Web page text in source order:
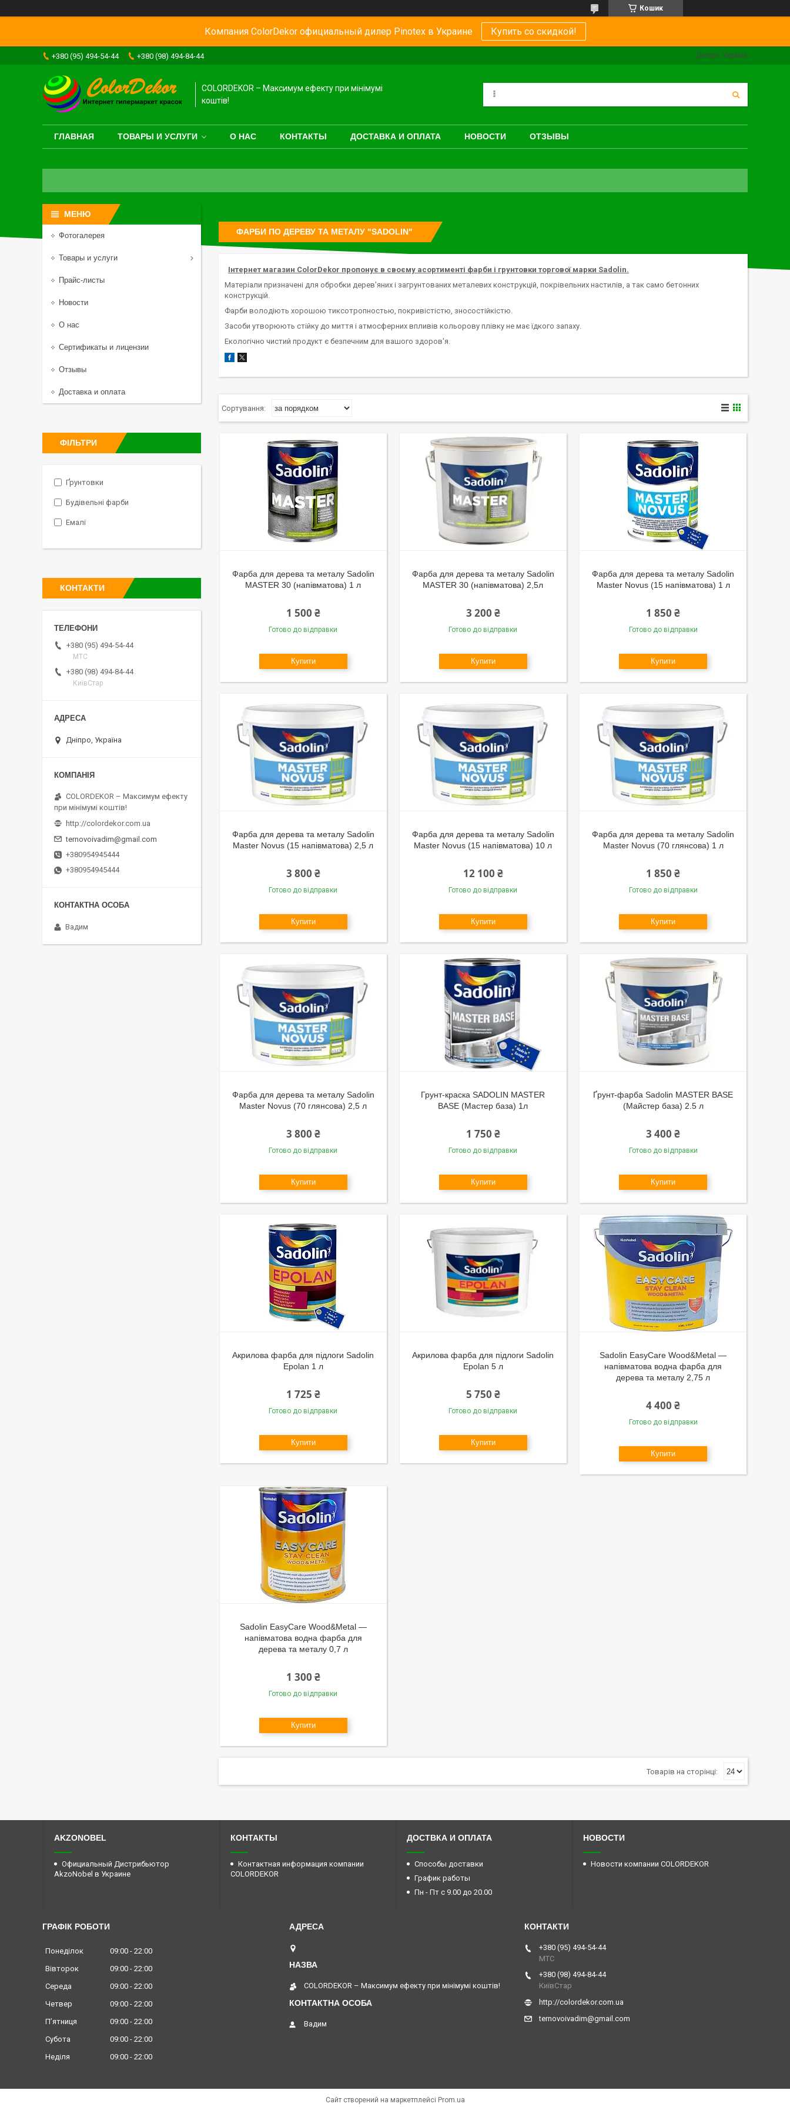
Кошик
Компания ColorDekor официальный дилер Pinotex в Украине Купить со скидкой!
+380 (95) 494-54-44 +380 (98) 494-84-44 Дніпро, Україна
COLORDEKOR – Максимум ефекту при мінімумі
коштів!
ГЛАВНАЯ ТОВАРЫ И УСЛУГИ О НАС КОНТАКТЫ ДОСТАВКА И ОПЛАТА НОВОСТИ ОТЗЫВЫ
ФАРБИ ПО ДЕРЕВУ ТА МЕТАЛУ "SADOLIN"
Інтернет магазин ColorDekor пропонує в своєму асортименті фарби і грунтовки торгової марки Sadolin.
Матеріали призначені для обробки дерев'яних і загрунтованих металевих конструкцій, покрівельних настилів, а так само бетонних
конструкцій.
Фарби володіють хорошою тиксотропностью, покривістістю, зносостійкістю.
Засоби утворюють стійку до миття і атмосферних впливів кольорову плівку не має їдкого запаху.
Екологічно чистий продукт є безпечним для вашого здоров'я.
Фарба для дерева та металу Sadolin
MASTER 30 (напівматова) 1 л
1 500 ₴
Готово до відправки
Купити
Фарба для дерева та металу Sadolin
MASTER 30 (напівматова) 2,5л
3 200 ₴
Готово до відправки
Купити
Фарба для дерева та металу Sadolin
Master Novus (15 напівматова) 1 л
1 850 ₴
Готово до відправки
Купити
Фарба для дерева та металу Sadolin
Master Novus (15 напівматова) 2,5 л
3 800 ₴
Готово до відправки
Купити
Фарба для дерева та металу Sadolin
Master Novus (15 напівматова) 10 л
12 100 ₴
Готово до відправки
Купити
Фарба для дерева та металу Sadolin
Master Novus (70 глянсова) 1 л
1 850 ₴
Готово до відправки
Купити
Фарба для дерева та металу Sadolin
Master Novus (70 глянсова) 2,5 л
3 800 ₴
Готово до відправки
Купити
Грунт-краска SADOLIN MASTER
BASE (Мастер база) 1л
1 750 ₴
Готово до відправки
Купити
Ґрунт-фарба Sadolin MASTER BASE
(Майстер база) 2.5 л
3 400 ₴
Готово до відправки
Купити
Акрилова фарба для підлоги Sadolin
Epolan 1 л
1 725 ₴
Готово до відправки
Купити
Акрилова фарба для підлоги Sadolin
Epolan 5 л
5 750 ₴
Готово до відправки
Купити
Sadolin EasyCare Wood&Metal —
напівматова водна фарба для
дерева та металу 2,75 л
4 400 ₴
Готово до відправки
Купити
Sadolin EasyCare Wood&Metal —
напівматова водна фарба для
дерева та металу 0,7 л
1 300 ₴
Готово до відправки
Купити
Фотогалерея
Товары и услуги
Прайс-листы
Новости
О нас
Сертификаты и лицензии
Отзывы
Доставка и оплата
ФІЛЬТРИ
Ґрунтовки
Будівельні фарби
Емалі
КОНТАКТИ
+380 (95) 494-54-44
МТС
+380 (98) 494-84-44
КиївСтар
Дніпро, Україна
COLORDEKOR – Максимум ефекту
при мінімумі коштів!
http://colordekor.com.ua
ternovoivadim@gmail.com
+380954945444
+380954945444
Вадим
AKZONOBEL
Официальный Дистрибьютор
AkzoNobel в Украине
КОНТАКТЫ
Контактная информация компании
COLORDEKOR
ДОСТВКА И ОПЛАТА
Способы доставки
График работы
Пн - Пт с 9.00 до 20.00
НОВОСТИ
Новости компании COLORDEKOR
ГРАФІК РОБОТИ
Понеділок 09:00
22:00
Вівторок
09:00
22:00
Середа
09:00
22:00
Четвер
09:00
22:00
Пʼятниця
09:00
22:00
Субота
09:00
22:00
Неділя
09:00 22:00
COLORDEKOR – Максимум ефекту при мінімумі коштів!
Вадим
+380 (95) 494-54-44
МТС
+380 (98) 494-84-44
КиївСтар
http://colordekor.com.ua
ternovoivadim@gmail.com
Сайт створений на маркетплейсі Prom.ua